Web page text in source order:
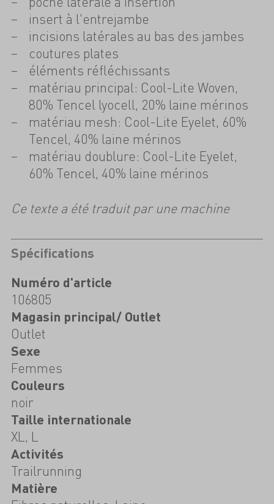
insert à l'entrejambe
incisions latérales au bas des jambes
coutures plates
éléments réfléchissants
matériau principal: Cool-Lite Woven,
80% Tencel lyocell, 20% laine mérinos
matériau mesh: Cool-Lite Eyelet, 60%
Tencel, 40% laine mérinos
matériau doublure: Cool-Lite Eyelet,
60% Tencel, 40% laine mérinos
Ce texte a été traduit par une machine
Spécifications
Numéro d'article
106805
Magasin principal/ Outlet
Outlet
Sexe
Femmes
Couleurs
noir
Taille internationale
XL, L
Activités
Trailrunning
Matière